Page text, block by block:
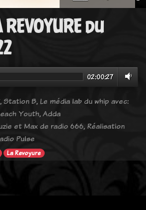
REVOYURE du
02:00:27
Station B, Le média lab du whip avec:
Youth, Adda
et Max de radio 666, Réalisation
Pulse
La Revoyure